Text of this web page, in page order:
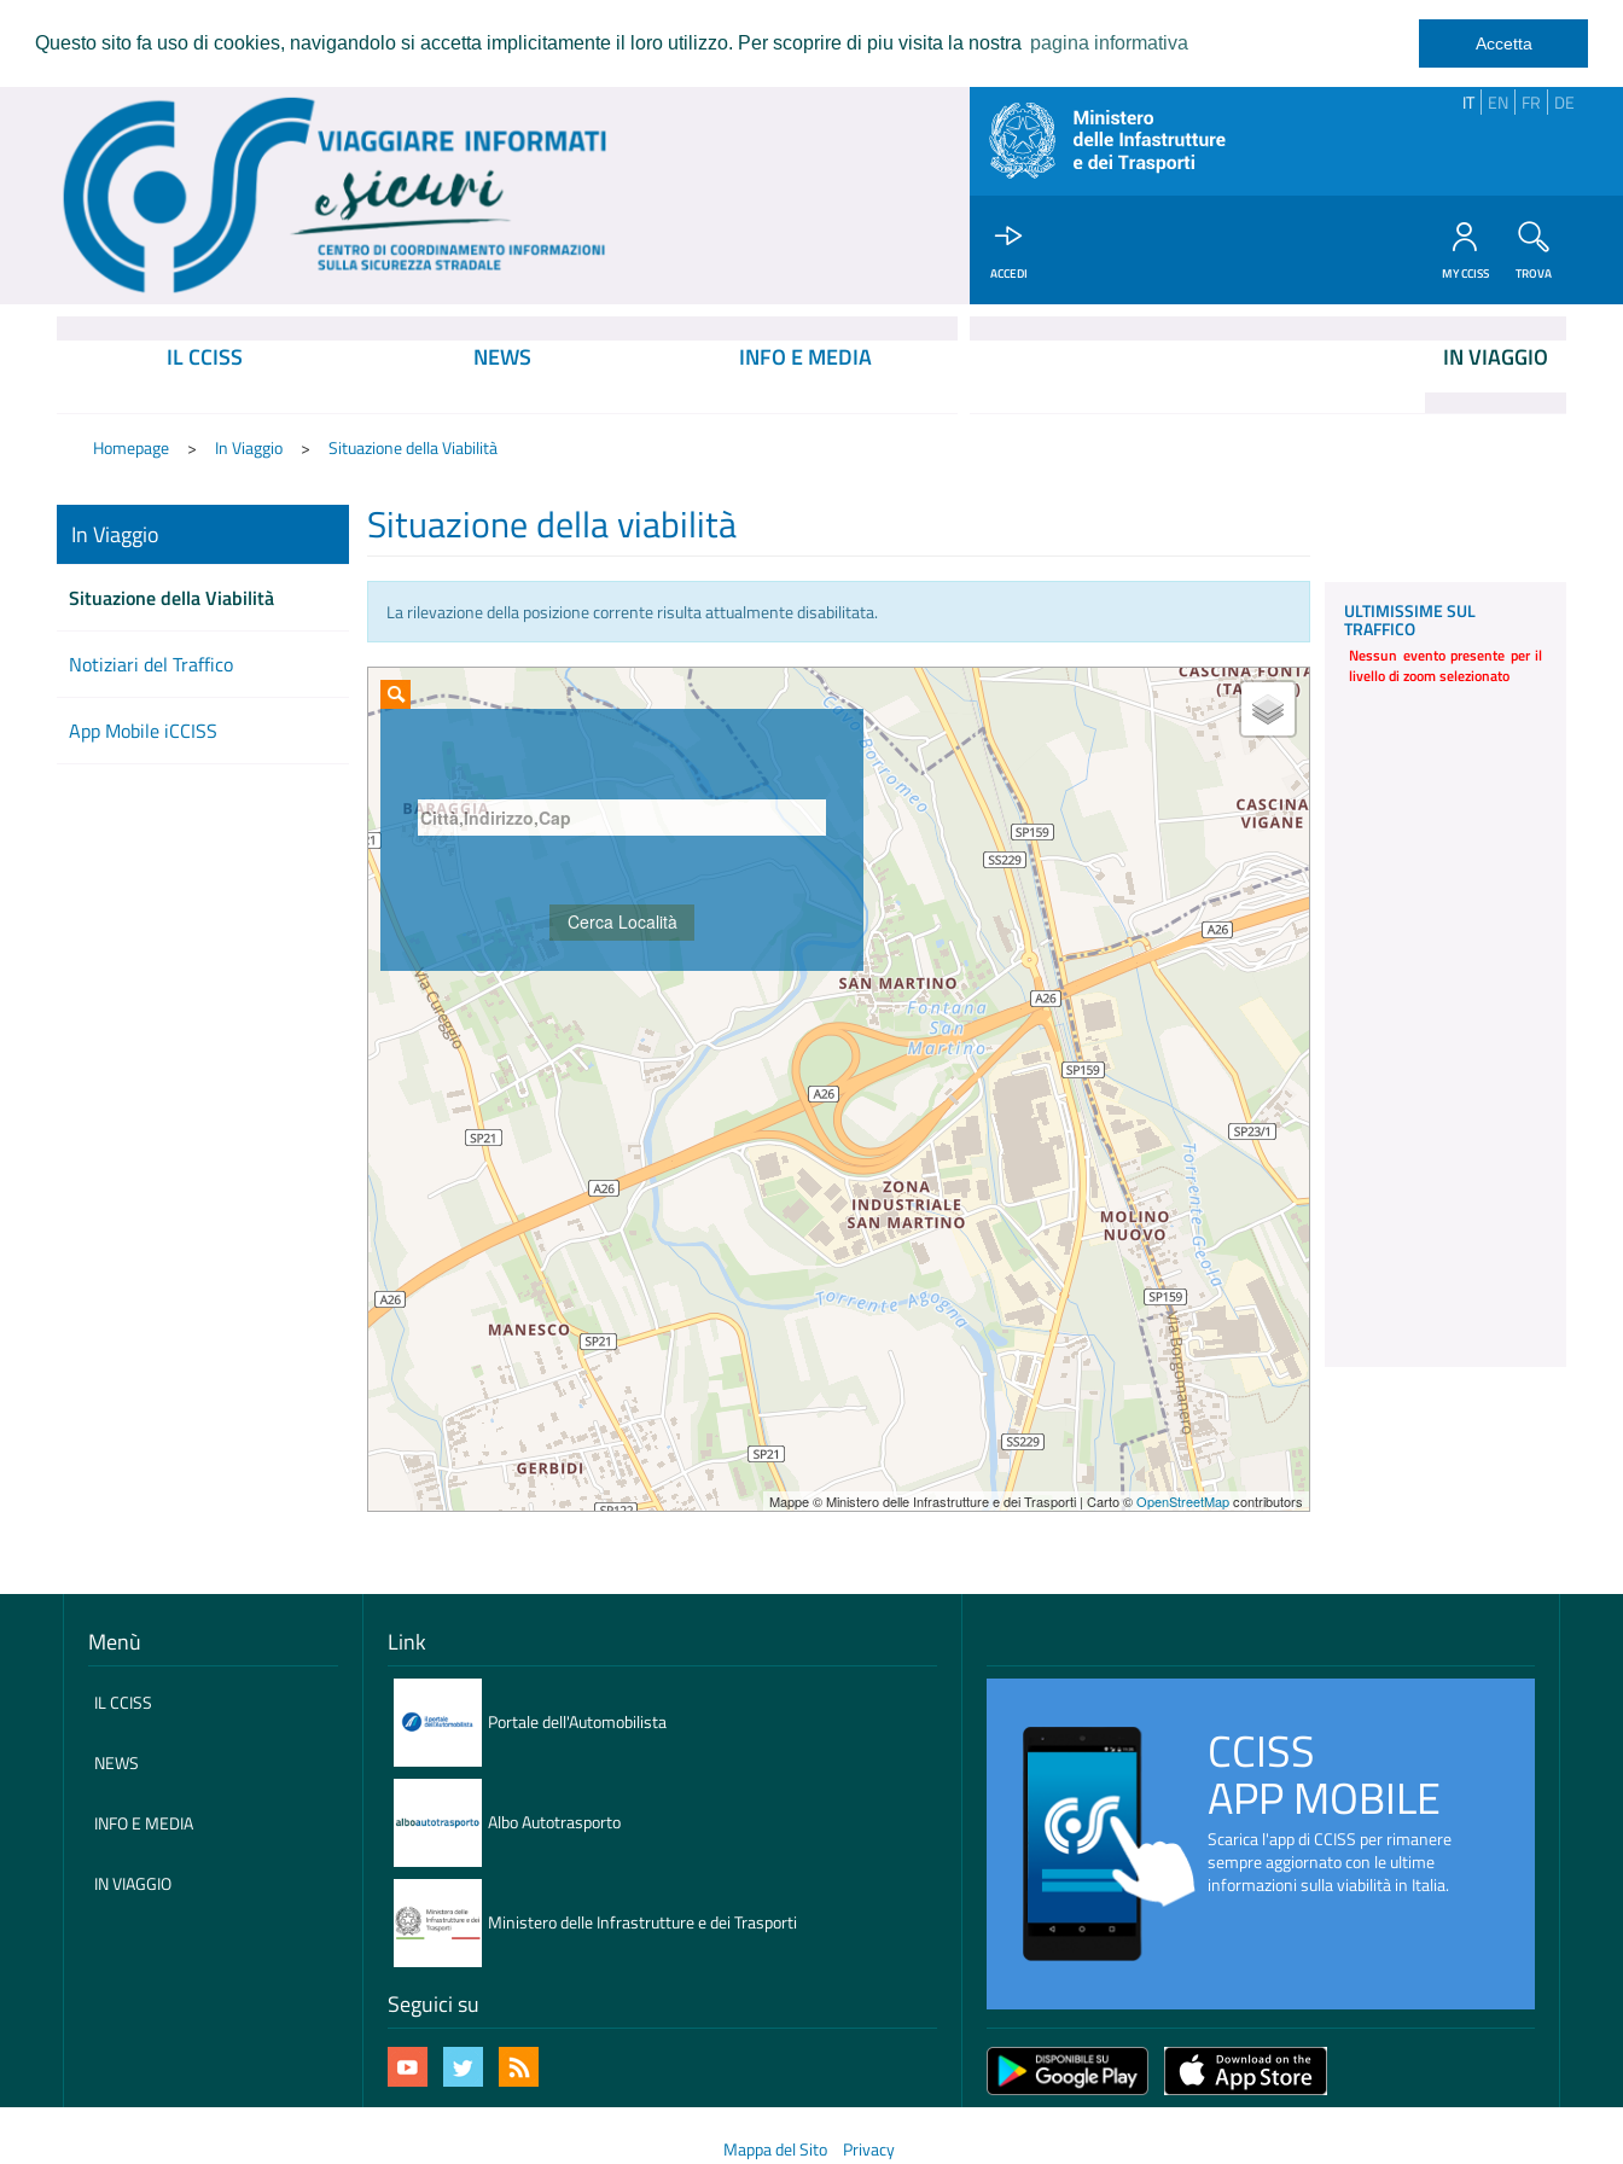
Questo sito fa uso di cookies, navigandolo si accetta implicitamente il loro utilizzo. Per scoprire di piu visita la nostra pagina informativa Accetta
IT EN FR DE
ACCEDI MY CCISS TROVA
IL CCISS NEWS INFO E MEDIA IN VIAGGIO
Homepage In Viaggio Situazione della Viabilità
In Viaggio
Situazione della Viabilità
Notiziari del Traffico
App Mobile iCCISS
Situazione della viabilità
La rilevazione della posizione corrente risulta attualmente disabilitata.
Mappe © Ministero delle Infrastrutture e dei Trasporti | Carto ©OpenStreetMapcontributors
ULTIMISSIME SUL
TRAFFICO
Nessun evento presente per il
livello di zoom selezionato
Menù
IL CCISS
NEWS
INFO E MEDIA
IN VIAGGIO
Link
Portale dell'Automobilista
Albo Autotrasporto
Ministero delle Infrastrutture e dei Trasporti
Seguici su
CCISS
APP MOBILE
Scarica l'app di CCISS per rimanere
sempre aggiornato con le ultime
informazioni sulla viabilità in Italia.
Mappa del Sito Privacy